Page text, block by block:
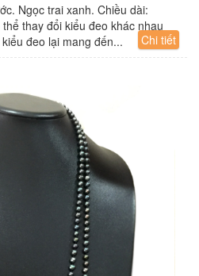
Ngọc trai xanh. Chiều dài:
thay đổi kiểu đeo khác nhau
đeo lại mang đến...
Chi tiết